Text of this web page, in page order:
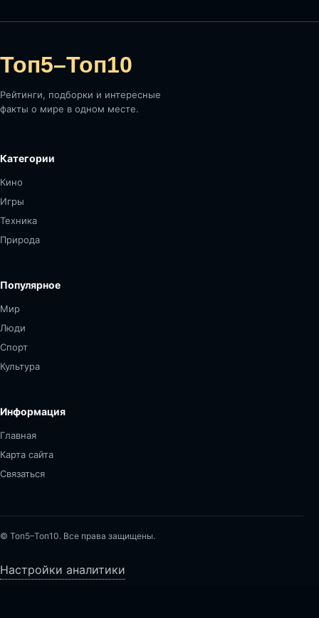
Топ5–Топ10
Рейтинги, подборки и интересные
факты о мире в одном месте.
Категории
Кино
Игры
Техника
Природа
Популярное
Мир
Люди
Спорт
Культура
Информация
Главная
Карта сайта
Связаться
© Топ5–Топ10. Все права защищены.
Настройки аналитики